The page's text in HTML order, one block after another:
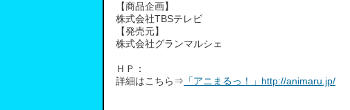
【商品企画】
株式会社TBSテレビ
【発売元】
株式会社グランマルシェ
ＨＰ：
詳細はこちら⇒ 「アニまるっ！」http://animaru.jp/